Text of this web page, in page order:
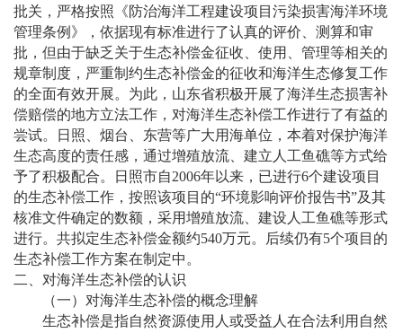
批关，严格按照《防治海洋工程建设项目污染损害海洋环境
管理条例》，依据现有标准进行了认真的评价、测算和审
批，但由于缺乏关于生态补偿金征收、使用、管理等相关的
规章制度，严重制约生态补偿金的征收和海洋生态修复工作
的全面有效开展。为此，山东省积极开展了海洋生态损害补
偿赔偿的地方立法工作，对海洋生态补偿工作进行了有益的
尝试。日照、烟台、东营等广大用海单位，本着对保护海洋
生态高度的责任感，通过增殖放流、建立人工鱼礁等方式给
予了积极配合。日照市自2006年以来，已进行6个建设项目
的生态补偿工作，按照该项目的“环境影响评价报告书”及其
核准文件确定的数额，采用增殖放流、建设人工鱼礁等形式
进行。共拟定生态补偿金额约540万元。后续仍有5个项目的
生态补偿工作方案在制定中。
二、对海洋生态补偿的认识
（一）对海洋生态补偿的概念理解
生态补偿是指自然资源使用人或受益人在合法利用自然